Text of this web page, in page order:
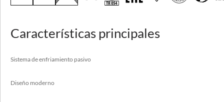
Características principales
Sistema de enfriamiento pasivo
Diseño moderno
Sistema de enfriamiento pasivo
Confiabilidad